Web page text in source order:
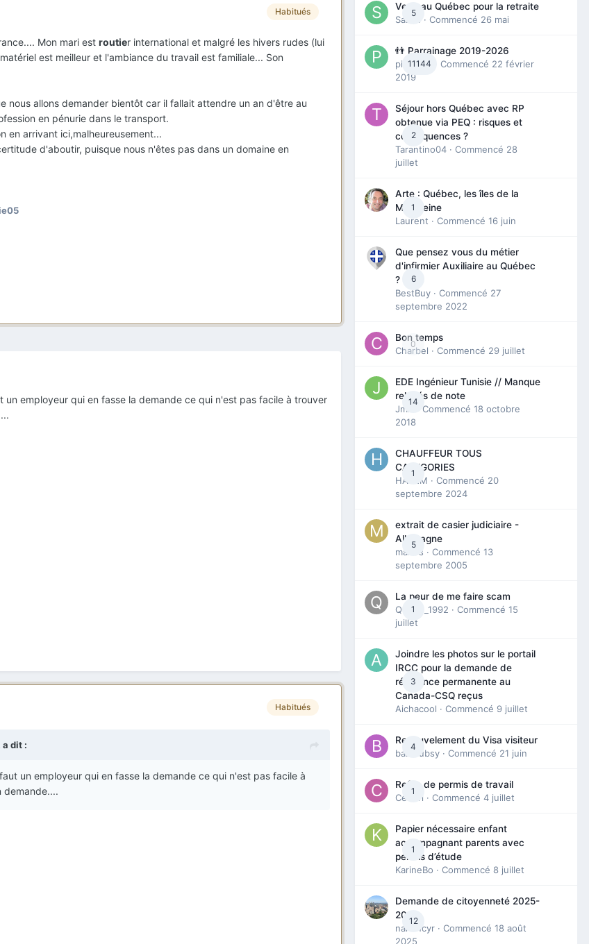
Habitués
Mon mari est routier international et malgré les hivers rudes (lui
est meilleur et l'ambiance du travail est familiale... Son
nous allons demander bientôt car il fallait attendre un an d'être au
en pénurie dans le transport.
en arrivant ici,malheureusement...
d'aboutir, puisque nous n'êtes pas dans un domaine en
un employeur qui en fasse la demande ce qui n'est pas facile à trouver
Habitués
dit :
un employeur qui en fasse la demande ce qui n'est pas facile à
demande....
5
Venir au Québec pour la retraite
Sab74
· Commencé 26 mai
11144
👬 Parrainage 2019-2026
piinoush
· Commencé 22 février
2019
2
Séjour hors Québec avec RP
obtenue via PEQ : risques et
conséquences ?
Tarantino04 · Commencé 28
juillet
1
Arte : Québec, les îles de la
Madeleine
Laurent · Commencé 16 juin
6
Que pensez vous du métier
d'infirmier Auxiliaire au Québec
?
BestBuy · Commencé 27
septembre 2022
0
Bon temps
Charbel · Commencé 29 juillet
14
EDE Ingénieur Tunisie // Manque
relevés de note
Jmili
· Commencé 18 octobre
2018
1
CHAUFFEUR TOUS
CATEGORIES
HAZEM · Commencé 20
septembre 2024
5
extrait de casier judiciaire -
Allemagne
maries · Commencé 13
septembre 2005
1
La peur de me faire scam
Queen_1992 · Commencé 15
juillet
3
Joindre les photos sur le portail
IRCC pour la demande de
résidence permanente au
Canada-CSQ reçus
Aichacool · Commencé 9 juillet
4
Renouvelement du Visa visiteur
babibubsy · Commencé 21 juin
1
Refus de permis de travail
Cedbri · Commencé 4 juillet
1
Papier nécessaire enfant
accompagnant parents avec
permis d’étude
KarineBo · Commencé 8 juillet
12
Demande de citoyenneté 2025-
2026
nanancyr · Commencé 18 août
2025